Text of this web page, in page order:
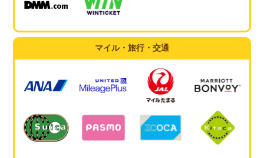
マイル・旅行・交通